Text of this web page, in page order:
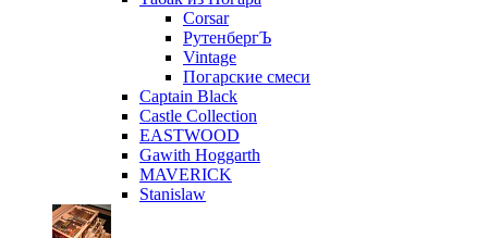
Corsar
РутенбергЪ
Vintage
Погарские смеси
Captain Black
Castle Collection
EASTWOOD
Gawith Hoggarth
MAVERICK
Stanislaw